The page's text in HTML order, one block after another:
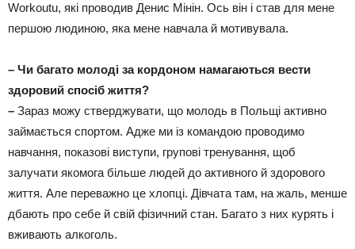
Workoutu, які проводив Денис Мінін. Ось він і став для мене
першою людиною, яка мене навчала й мотивувала.
– Чи багато молоді за кордоном намагаються вести
здоровий спосіб життя?
– Зараз можу стверджувати, що молодь в Польщі активно
займається спортом. Адже ми із командою проводимо
навчання, показові виступи, групові тренування, щоб
залучати якомога більше людей до активного й здорового
життя. Але переважно це хлопці. Дівчата там, на жаль, менше
дбають про себе й свій фізичний стан. Багато з них курять і
вживають алкоголь.